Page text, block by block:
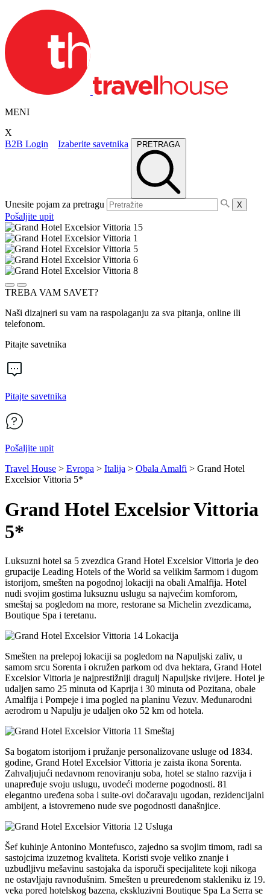
MENI
X
B2B Login
Izaberite savetnika PRETRAGA
Unesite pojam za pretragu X
Pošaljite upit
TREBA VAM SAVET?
Naši dizajneri su vam na raspolaganju za sva pitanja, online ili
telefonom.
Pitajte savetnika
Pitajte savetnika
Pošaljite upit
Travel House > Evropa > Italija > Obala Amalfi > Grand Hotel
Excelsior Vittoria 5*
Grand Hotel Excelsior Vittoria
5*
Luksuzni hotel sa 5 zvezdica Grand Hotel Excelsior Vittoria je deo
grupacije Leading Hotels of the World sa velikim šarmom i dugom
istorijom, smešten na pogodnoj lokaciji na obali Amalfija. Hotel
nudi svojim gostima luksuznu uslugu sa najvećim komforom,
smeštaj sa pogledom na more, restorane sa Michelin zvezdicama,
Boutique Spa i teretanu.
Lokacija
Smešten na prelepoj lokaciji sa pogledom na Napuljski zaliv, u
samom srcu Sorenta i okružen parkom od dva hektara, Grand Hotel
Excelsior Vittoria je najprestižniji dragulj Napuljske rivijere. Hotel je
udaljen samo 25 minuta od Kaprija i 30 minuta od Pozitana, obale
Amalfija i Pompeje i ima pogled na planinu Vezuv. Međunarodni
aerodrom u Napulju je udaljen oko 52 km od hotela.
Smeštaj
Sa bogatom istorijom i pružanje personalizovane usluge od 1834.
godine, Grand Hotel Excelsior Vittoria je zaista ikona Sorenta.
Zahvaljujući nedavnom renoviranju soba, hotel se stalno razvija i
unapređuje svoju uslugu, uvodeći moderne pogodnosti. 81
elegantno uređena soba i suite-ovi dočaravaju ugodan, rezidencijalni
ambijent, a istovremeno nude sve pogodnosti današnjice.
Usluga
Šef kuhinje Antonino Montefusco, zajedno sa svojim timom, radi sa
sastojcima izuzetnog kvaliteta. Koristi svoje veliko znanje i
uzbudljivu mešavinu sastojaka da isporuči specijalitete koji nikoga
ne ostavljaju ravnodušnim. Smešten u preuređenom stakleniku iz 19.
veka pored hotelskog bazena, ekskluzivni Boutique Spa La Serra se